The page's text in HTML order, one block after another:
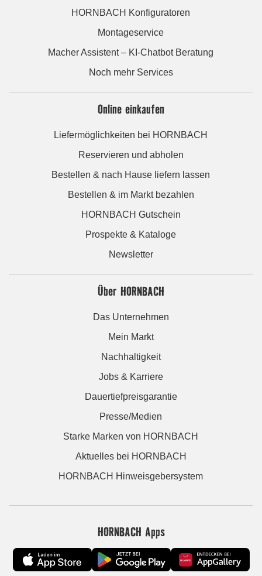
HORNBACH Konfiguratoren
Montageservice
Macher Assistent – KI-Chatbot Beratung
Noch mehr Services
Online einkaufen
Liefermöglichkeiten bei HORNBACH
Reservieren und abholen
Bestellen & nach Hause liefern lassen
Bestellen & im Markt bezahlen
HORNBACH Gutschein
Prospekte & Kataloge
Newsletter
Über HORNBACH
Das Unternehmen
Mein Markt
Nachhaltigkeit
Jobs & Karriere
Dauertiefpreisgarantie
Presse/Medien
Starke Marken von HORNBACH
Aktuelles bei HORNBACH
HORNBACH Hinweisgebersystem
HORNBACH Apps